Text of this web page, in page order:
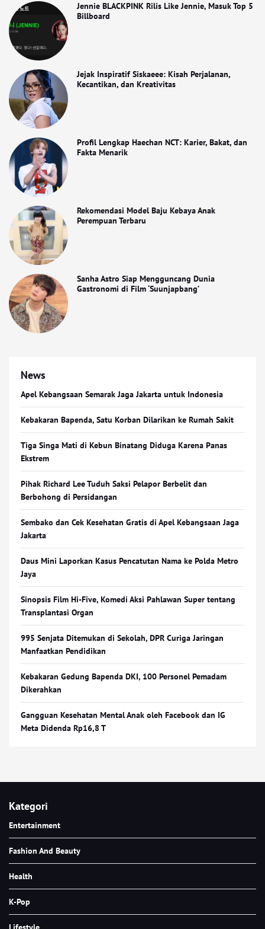
Jennie BLACKPINK Rilis Like Jennie, Masuk Top 5
Billboard
Jejak Inspiratif Siskaeee: Kisah Perjalanan,
Kecantikan, dan Kreativitas
Profil Lengkap Haechan NCT: Karier, Bakat, dan
Fakta Menarik
Rekomendasi Model Baju Kebaya Anak
Perempuan Terbaru
Sanha Astro Siap Mengguncang Dunia
Gastronomi di Film ‘Suunjapbang’
News
Apel Kebangsaan Semarak Jaga Jakarta untuk Indonesia
Kebakaran Bapenda, Satu Korban Dilarikan ke Rumah Sakit
Tiga Singa Mati di Kebun Binatang Diduga Karena Panas
Ekstrem
Pihak Richard Lee Tuduh Saksi Pelapor Berbelit dan
Berbohong di Persidangan
Sembako dan Cek Kesehatan Gratis di Apel Kebangsaan Jaga
Jakarta
Daus Mini Laporkan Kasus Pencatutan Nama ke Polda Metro
Jaya
Sinopsis Film Hi-Five, Komedi Aksi Pahlawan Super tentang
Transplantasi Organ
995 Senjata Ditemukan di Sekolah, DPR Curiga Jaringan
Manfaatkan Pendidikan
Kebakaran Gedung Bapenda DKI, 100 Personel Pemadam
Dikerahkan
Gangguan Kesehatan Mental Anak oleh Facebook dan IG
Meta Didenda Rp16,8 T
Kategori
Entertainment
Fashion And Beauty
Health
K-Pop